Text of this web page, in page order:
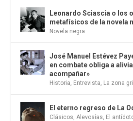
Leonardo Sciascia o los
metafísicos de la novela
Novela negra
José Manuel Estévez
en combate obliga a
acompañar»
Historia Entrevista La zona
El eterno regreso de La
Clásicos Alevosías El